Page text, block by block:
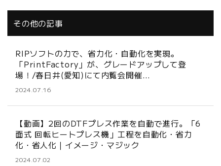
その他の記事
RIPソフトの力で、省力化・自動化を実現。
「PrintFactory」が、グレードアップして登
場！/春日井(愛知)にて内覧会開催…
2024.07.16
【動画】2回のDTFプレス作業を自動で進行。「6
面式 回転ヒートプレス機」工程を自動化・省力
化・省人化｜イメージ・マジック
2024.07.02